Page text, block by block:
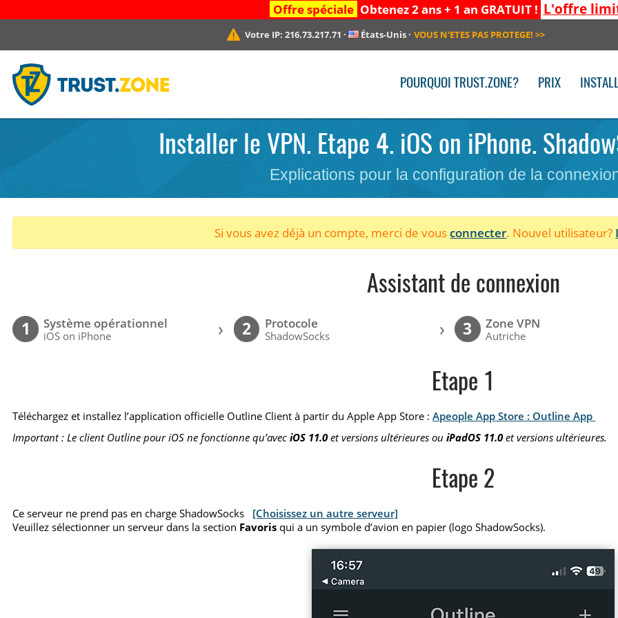
Offre spéciale Obtenez 2 ans + 1 an GRATUIT ! L'offre
Votre IP:216.73.217.71 · États-Unis · VOUS N'ETES PAS PROTEGE! >>
POURQUOI TRUST.ZONE? PRIX
Installer le VPN. Etape 4. iOS on iPhone.
Explications pour la configuration de la
Si vous avez déjà un compte, merci de vousconnecter. Nouvel utilisateur?
Assistant de connexion
1 Système opérationnel
iOS on iPhone › 2 Protocole
ShadowSocks › 3 Zone VPN
Autriche
Etape 1
Téléchargez et installez l’application officielle Outline Client à partir du Apple App Store :Apeople App Store : Outline App
Important : Le client Outline pour iOS ne fonctionne qu’aveciOS 11.0et versions ultérieures ouiPadOS 11.0et versions ultérieures.
Etape 2
Ce serveur ne prend pas en charge ShadowSocks [Choisissez un autre serveur]
Veuillez sélectionner un serveur dans la section Favoris qui a un symbole d’avion en papier (logo ShadowSocks).